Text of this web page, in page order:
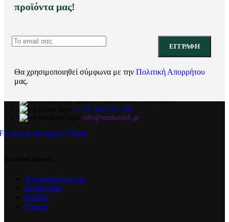
προϊόντα μας!
Θα χρησιμοποιηθεί σύμφωνα με την Πολιτική Απορρήτου
μας.
Διαδόχου Παύλου 14, Πτολεμαΐδα
(+30) 2463 022 103
info@smokeclub.gr
Instagram Tiktok
Τα αγαπημένα μου
Κατάστημα
Καλάθι
Ταμείο